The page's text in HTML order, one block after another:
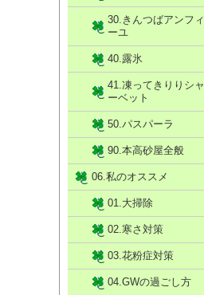
30.きんつばアンフィ
ーユ
40.露氷
41.凍ってきりりシャ
ーベット
50.パスパーラ
90.本高砂屋全般
06.私のオススメ
01.大掃除
02.寒さ対策
03.花粉症対策
04.GWの過ごし方